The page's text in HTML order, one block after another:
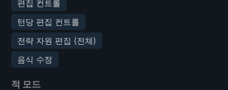
편집 컨트롤
턴당 편집 컨트롤
전략 자원 편집 (전체)
음식 수정
적 모드